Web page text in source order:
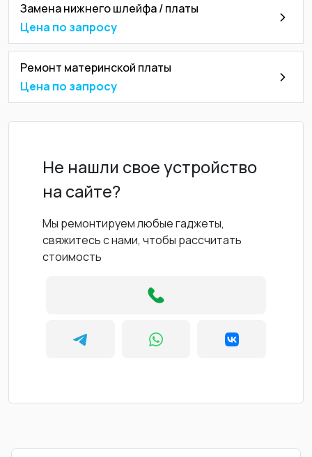
Замена нижнего шлейфа / платы
Цена по запросу
Ремонт материнской платы
Цена по запросу
Не нашли свое устройство
на сайте?
Мы ремонтируем любые гаджеты,
свяжитесь с нами, чтобы рассчитать
стоимость